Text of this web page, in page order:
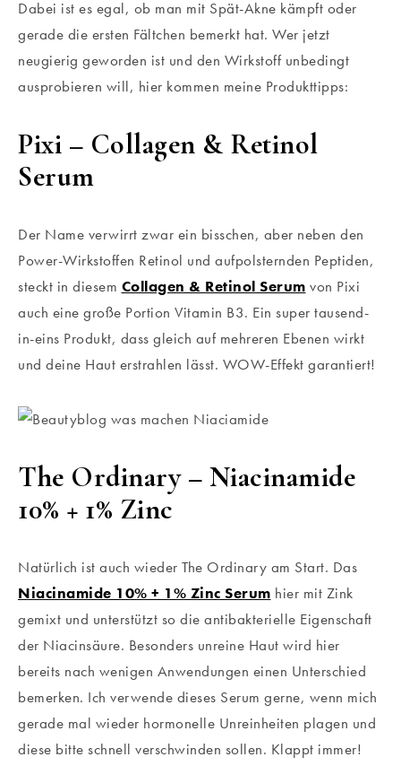
Dabei ist es egal, ob man mit Spät-Akne kämpft oder
gerade die ersten Fältchen bemerkt hat. Wer jetzt
neugierig geworden ist und den Wirkstoff unbedingt
ausprobieren will, hier kommen meine Produkttipps:
Pixi – Collagen & Retinol
Serum
Der Name verwirrt zwar ein bisschen, aber neben den
Power-Wirkstoffen Retinol und aufpolsternden Peptiden,
steckt in diesem Collagen & Retinol Serum von Pixi
auch eine große Portion Vitamin B3. Ein super tausend-
in-eins Produkt, dass gleich auf mehreren Ebenen wirkt
und deine Haut erstrahlen lässt. WOW-Effekt garantiert!
The Ordinary – Niacinamide
10% + 1% Zinc
Natürlich ist auch wieder The Ordinary am Start. Das
Niacinamide 10% + 1% Zinc Serum hier mit Zink
gemixt und unterstützt so die antibakterielle Eigenschaft
der Niacinsäure. Besonders unreine Haut wird hier
bereits nach wenigen Anwendungen einen Unterschied
bemerken. Ich verwende dieses Serum gerne, wenn mich
gerade mal wieder hormonelle Unreinheiten plagen und
diese bitte schnell verschwinden sollen. Klappt immer!